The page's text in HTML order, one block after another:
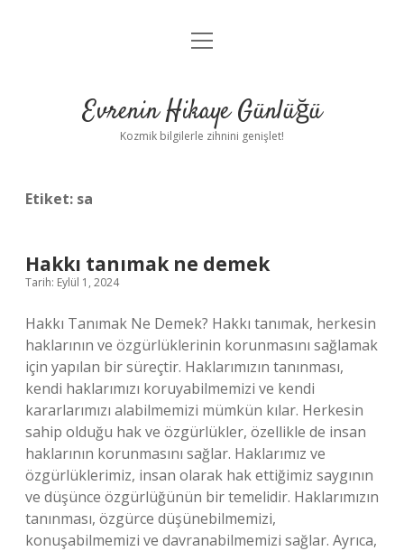
Anasayfa
Yasal Uyarı
menüyü
Evrenin Hikaye Günlüğü
Kozmik bilgilerle zihnini genişlet!
Etiket: sa
Hakkı tanımak ne demek
Tarih: Eylül 1, 2024
Hakkı Tanımak Ne Demek? Hakkı tanımak, herkesin
haklarının ve özgürlüklerinin korunmasını sağlamak
için yapılan bir süreçtir. Haklarımızın tanınması,
kendi haklarımızı koruyabilmemizi ve kendi
kararlarımızı alabilmemizi mümkün kılar. Herkesin
sahip olduğu hak ve özgürlükler, özellikle de insan
haklarının korunmasını sağlar. Haklarımız ve
özgürlüklerimiz, insan olarak hak ettiğimiz saygının
ve düşünce özgürlüğünün bir temelidir. Haklarımızın
tanınması, özgürce düşünebilmemizi,
konuşabilmemizi ve davranabilmemizi sağlar. Ayrıca,